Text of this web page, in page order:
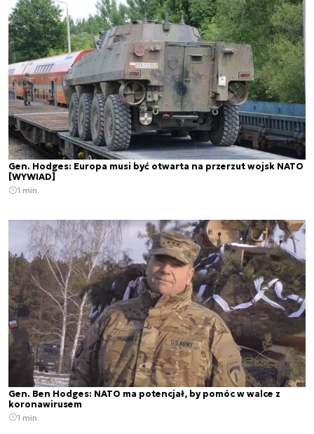
Gen. Hodges: Europa musi być otwarta na przerzut wojsk NATO
[WYWIAD]
1 min.
Gen. Ben Hodges: NATO ma potencjał, by pomóc w walce z
koronawirusem
1 min.